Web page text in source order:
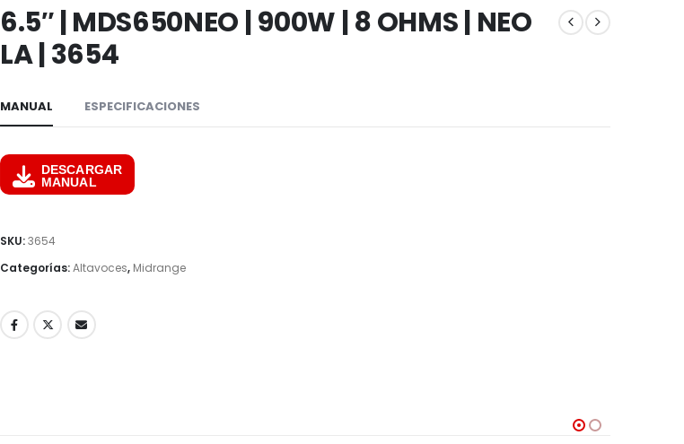
6.5″ | MDS650NEO | 900W | 8 OHMS | NEO
LA | 3654
MANUAL ESPECIFICACIONES
DESCARGAR
MANUAL
SKU:3654
Categorías:Altavoces, Midrange